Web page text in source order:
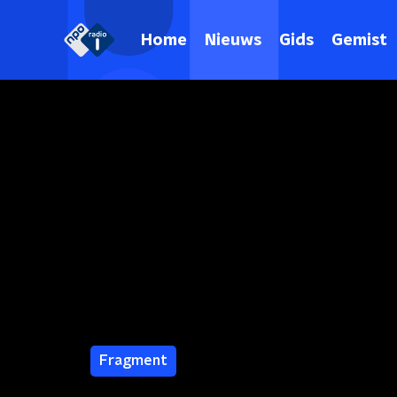
Home Nieuws Gids Gemist
Fragment